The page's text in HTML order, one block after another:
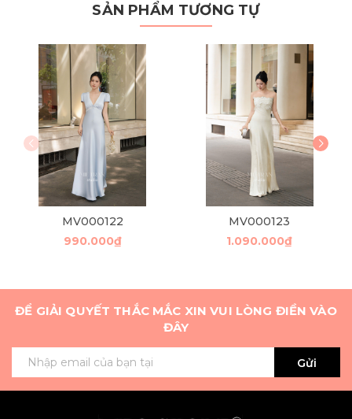
SẢN PHẨM TƯƠNG TỰ
MV000122
990.000₫
MV000123
1.090.000₫
ĐỂ GIẢI QUYẾT THẮC MẮC XIN VUI LÒNG ĐIỀN VÀO
ĐÂY
Gửi